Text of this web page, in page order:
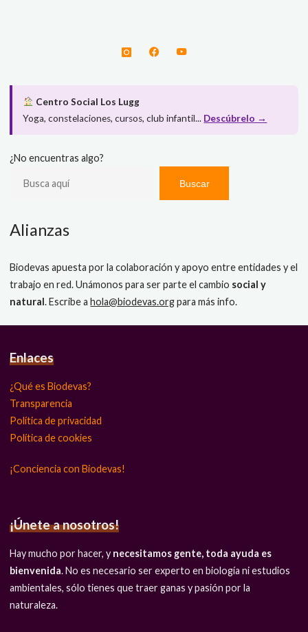
Centro Social Los Lugg
Yoga, constelaciones, cursos, club infantil... Descúbrelo →
¿No encuentras algo?
Buscar
Alianzas
Biodevas apuesta por la colaboración y apoyo entre entidades y el
trabajo en red. Unámonos para ser parte el cambio social y
natural. Escribe ahola@biodevas.orgpara más info.
Enlaces
¿Qué es Biodevas?
Transparencia
Política de privacidad
Política de cookies
¡Conciencia con Biodevas!
¡Únete a nosotros!
Hay mucho por hacer, y necesitamos gente, toda ayuda es
bienvenida. No es necesario ser experto en biología ni estudios
ambientales, sólo tienes que traer ganas y pasión por la
naturaleza.